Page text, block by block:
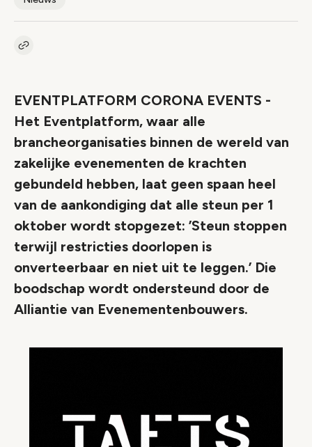
Kopieer link naar artikel
EVENTPLATFORM CORONA EVENTS -
Het Eventplatform, waar alle
brancheorganisaties binnen de wereld van
zakelijke evenementen de krachten
gebundeld hebben, laat geen spaan heel
van de aankondiging dat alle steun per 1
oktober wordt stopgezet: ’Steun stoppen
terwijl restricties doorlopen is
onverteerbaar en niet uit te leggen.’ Die
boodschap wordt ondersteund door de
Alliantie van Evenementenbouwers.